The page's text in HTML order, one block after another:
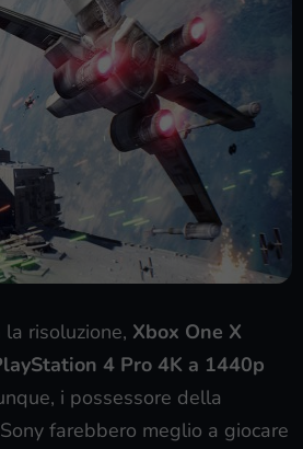
risoluzione, Xbox One X
4 Pro 4K a 1440p
i possessore della
farebbero meglio a giocare